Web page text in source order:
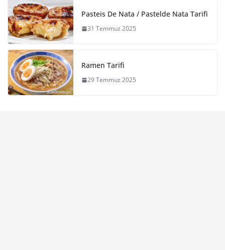
Pasteis De Nata / Pastelde Nata Tarifi
31 Temmuz 2025
Ramen Tarifi
29 Temmuz 2025